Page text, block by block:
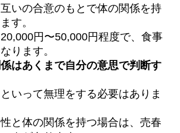
いの合意のもとで体の関係を持
す。
円〜50,000円程度で、食事
ります。
はあくまで自分の意思で判断す
いって無理をする必要はありま
と体の関係を持つ場合は、売春